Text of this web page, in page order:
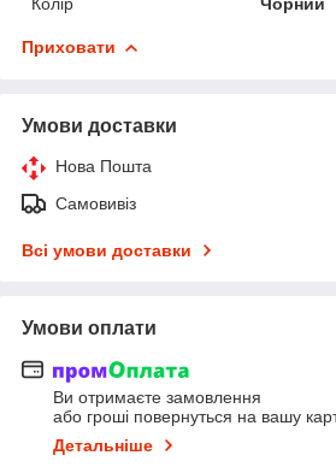
Приховати
Умови доставки
Нова Пошта
Самовивіз
Всі умови доставки
Умови оплати
Ви отримаєте замовлення
або гроші повернуться на вашу
Детальніше